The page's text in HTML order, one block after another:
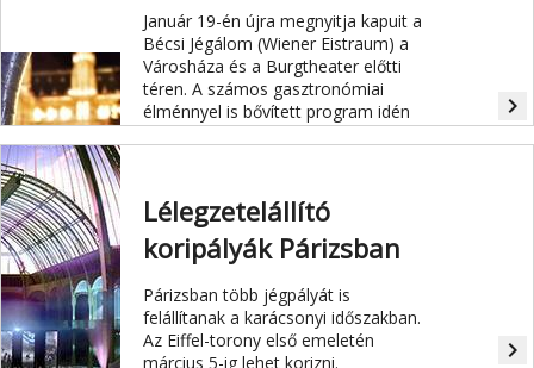
Január 19-én újra megnyitja kapuit a
Bécsi Jégálom (Wiener Eistraum) a
Városháza és a Burgtheater előtti
téren. A számos gasztronómiai
élménnyel is bővített program idén
Városházán kiállított 2018-as
oroszországi FIFA labdarúgó-
világbajnokság trófeáját is
megtekinthetik majd testközelből.
navigate_next
Lélegzetelállító
koripályák Párizsban
Párizsban több jégpályát is
felállítanak a karácsonyi időszakban.
Az Eiffel-torony első emeletén
március 5-ig lehet korizni.
navigate_next